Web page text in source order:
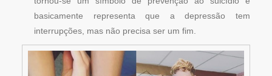
basicamente representa que a depressão tem
interrupções, mas não precisa ser um fim.